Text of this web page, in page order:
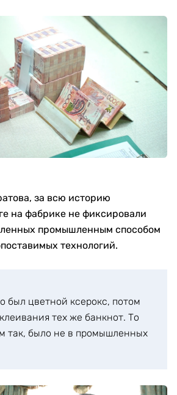
за всю историю
на фабрике не фиксировали
промышленным способом
технологий.
был цветной ксерокс, потом
тех же банкнот. То
так, было не в промышленных